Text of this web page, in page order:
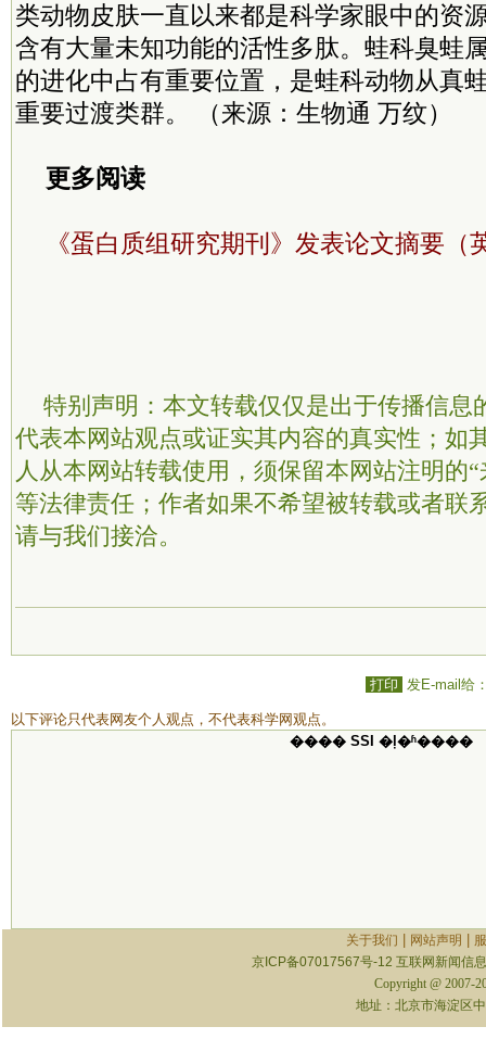
类动物皮肤一直以来都是科学家眼中的资
含有大量未知功能的活性多肽。蛙科臭蛙
的进化中占有重要位置，是蛙科动物从真
重要过渡类群。 （来源：生物通 万纹）
更多阅读
《蛋白质组研究期刊》发表论文摘要（
特别声明：本文转载仅仅是出于传播信息
代表本网站观点或证实其内容的真实性；如
人从本网站转载使用，须保留本网站注明的
等法律责任；作者如果不希望被转载或者联
请与我们接洽。
打印 发E-mail给
以下评论只代表网友个人观点，不代表科学网观点。
���� SSI �ļ�ʱ����
关于我们 网站声明
京ICP备07017567号-12 互联网新闻信
Copyright @ 2007-
地址：北京市海淀区